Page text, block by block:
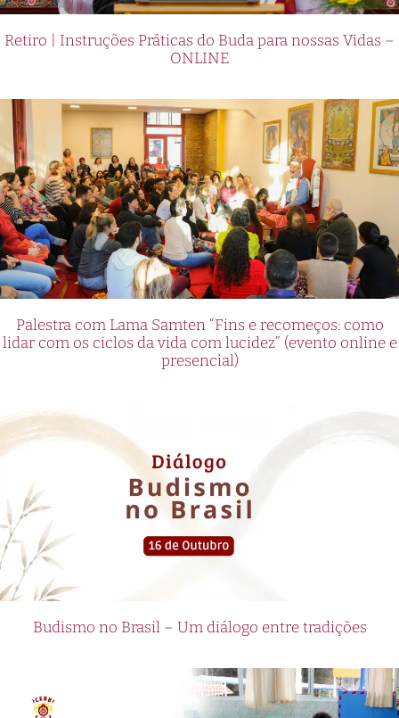
Retiro | Instruções Práticas do Buda para nossas Vidas –
ONLINE
Palestra com Lama Samten “Fins e recomeços: como
lidar com os ciclos da vida com lucidez” (evento online e
presencial)
Budismo no Brasil – Um diálogo entre tradições